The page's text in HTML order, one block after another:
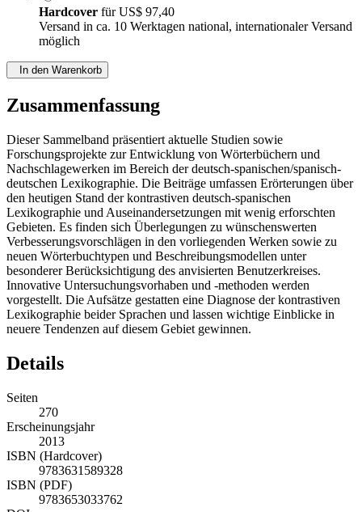
Hardcover fürUS$ 97,40
Versand in ca. 10 Werktagen national, internationaler Versand
möglich
In den Warenkorb
Zusammenfassung
Dieser Sammelband präsentiert aktuelle Studien sowie
Forschungsprojekte zur Entwicklung von Wörterbüchern und
Nachschlagewerken im Bereich der deutsch-spanischen/spanisch-
deutschen Lexikographie. Die Beiträge umfassen Erörterungen über
den heutigen Stand der kontrastiven deutsch-spanischen
Lexikographie und Auseinandersetzungen mit wenig erforschten
Gebieten. Es finden sich Überlegungen zu wünschenswerten
Verbesserungsvorschlägen in den vorliegenden Werken sowie zu
neuen Wörterbuchtypen und Beschreibungsmodellen unter
besonderer Berücksichtigung des anvisierten Benutzerkreises.
Innovative Untersuchungsvorhaben und -methoden werden
vorgestellt. Die Aufsätze gestatten eine Diagnose der kontrastiven
Lexikographie beider Sprachen und lassen wichtige Einblicke in
neuere Tendenzen auf diesem Gebiet gewinnen.
Details
Seiten
270
Erscheinungsjahr
2013
ISBN (Hardcover)
9783631589328
ISBN (PDF)
9783653033762